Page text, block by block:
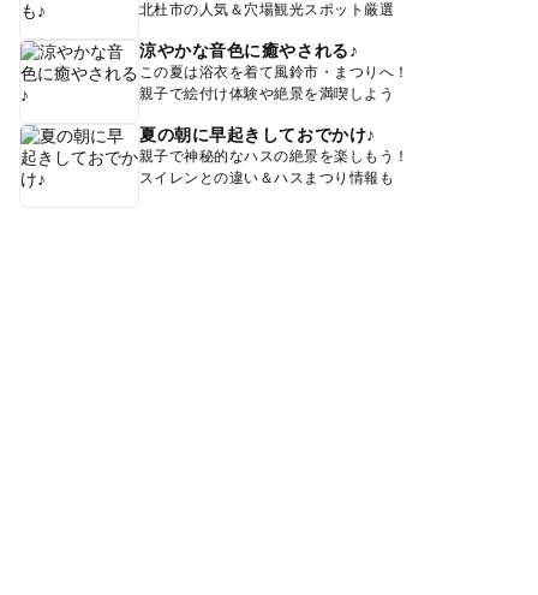
北杜市の人気＆穴場観光スポット厳選
涼やかな音色に癒やされる♪
この夏は浴衣を着て風鈴市・まつりへ！
親子で絵付け体験や絶景を満喫しよう
夏の朝に早起きしておでかけ♪
親子で神秘的なハスの絶景を楽しもう！
スイレンとの違い＆ハスまつり情報も